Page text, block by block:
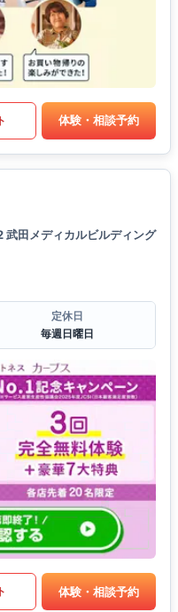
体験・相談予約
武田メディカルビルディング
定休日
毎週日曜日
体験・相談予約